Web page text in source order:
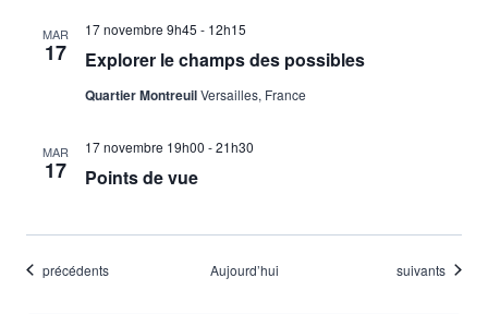
MAR
17 Explorer le champs des possibles
17 novembre 9h45 - 12h15
Quartier MontreuilVersailles, France
MAR
17 Points de vue
17 novembre 19h00 -21h30
Évènements
précédents Aujourd’hui Évènements
suivants